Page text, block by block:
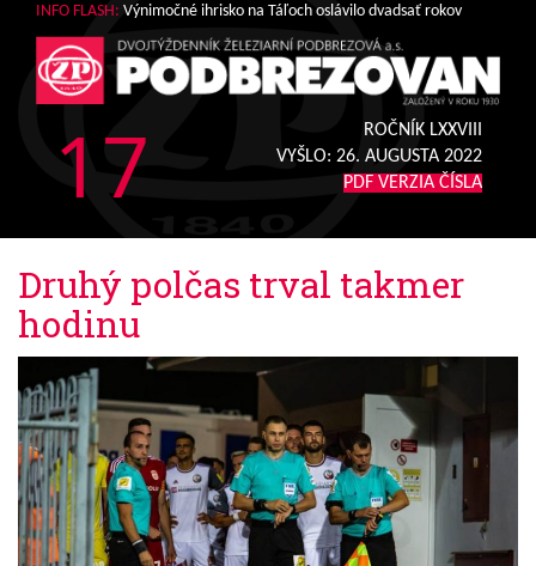
INFO FLASH: Výnimočné ihrisko na Táľoch oslávilo dvadsať rokov
17
ROČNÍK LXXVIII
VYŠLO: 26. AUGUSTA 2022
PDF VERZIA ČÍSLA
Druhý polčas trval takmer
hodinu